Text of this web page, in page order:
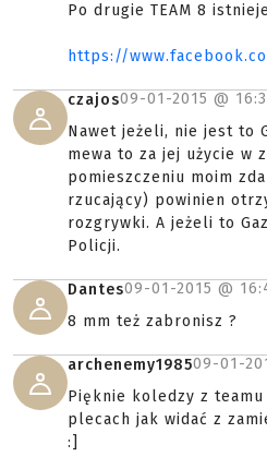
Po drugie TEAM 8
https://
czajos09-01-2015 @
Nawet jeżeli, nie jest to
mewa to za jej użycie w
pomieszczeniu moim
rzucający) powinien
rozgrywki. A jeżeli to
Policji.
Dantes09-01-2015 @
8 mm też zabronisz ?
archenemy198509-01-
Pięknie koledzy z
plecach jak widać z
:]